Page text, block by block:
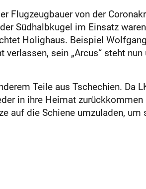
Flugzeugbauer von der
Südhalbkugel im Einsatz
Holighaus. Beispiel
sein „Arcus“ steht
Teile aus Tschechien. Da
in ihre Heimat
auf die Schiene umzuladen, um